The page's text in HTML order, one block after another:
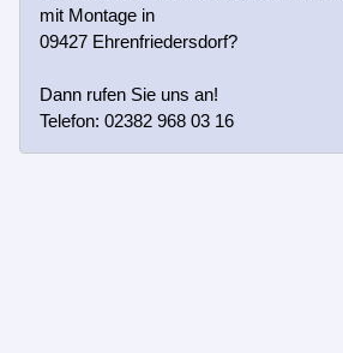
mit Montage in
09427 Ehrenfriedersdorf?
Dann rufen Sie uns an!
Telefon: 02382 968 03 16